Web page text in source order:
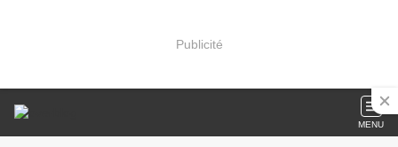
Publicité
MENU